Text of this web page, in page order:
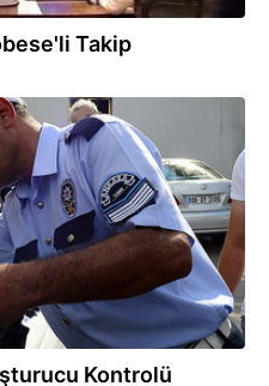
Takip
Kontrolü